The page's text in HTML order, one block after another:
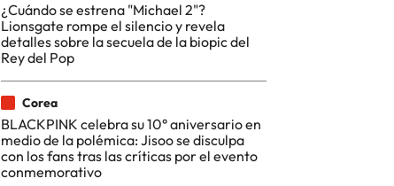
¿Cuándo se estrena "Michael 2"?
Lionsgate rompe el silencio y revela
detalles sobre la secuela de la biopic del
Rey del Pop
Corea
BLACKPINK celebra su 10° aniversario en
medio de la polémica: Jisoo se disculpa
con los fans tras las críticas por el evento
conmemorativo